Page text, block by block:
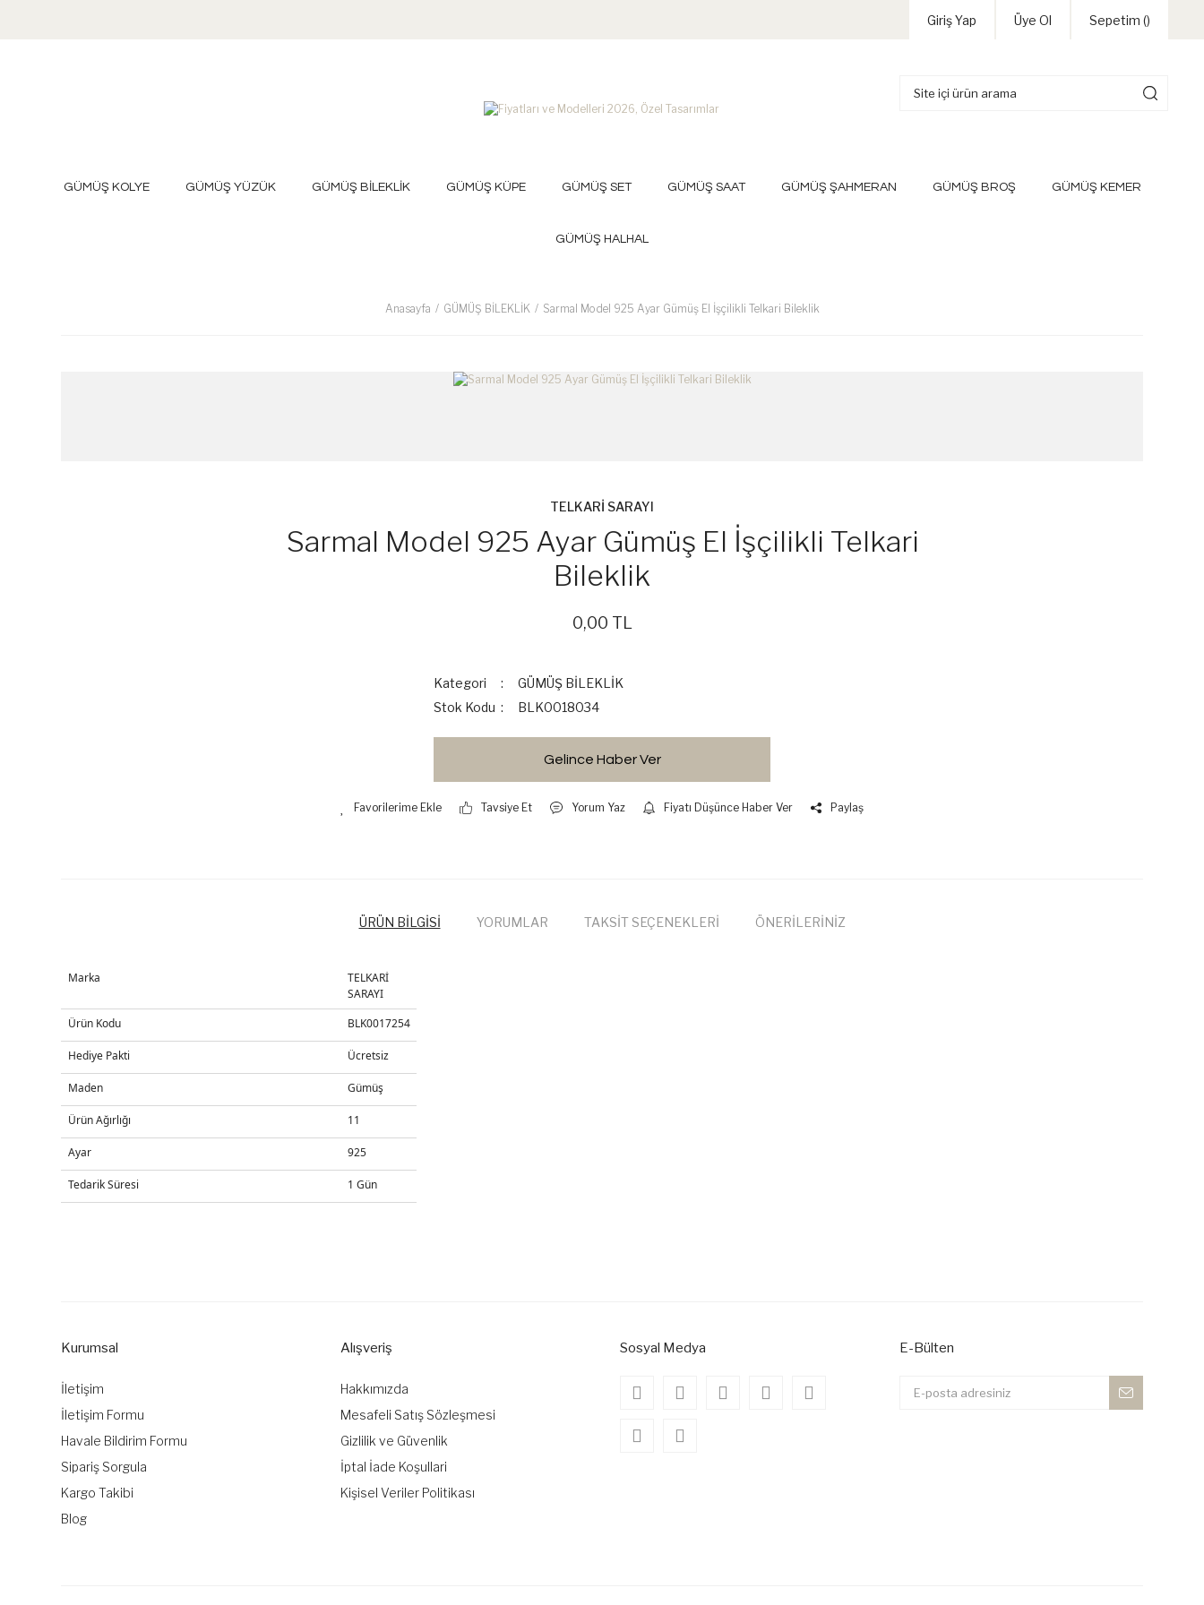
Giriş Yap Üye Ol Sepetim ()
GÜMÜŞ KOLYE GÜMÜŞ YÜZÜK GÜMÜŞ BİLEKLİK GÜMÜŞ KÜPE GÜMÜŞ SET GÜMÜŞ SAAT GÜMÜŞ ŞAHMERAN GÜMÜŞ BROŞ GÜMÜŞ KEMER
GÜMÜŞ HALHAL
Anasayfa GÜMÜŞ BİLEKLİK Sarmal Model 925 Ayar Gümüş El İşçilikli Telkari Bileklik
TELKARİ SARAYI
Sarmal Model 925 Ayar Gümüş El İşçilikli Telkari
Bileklik
0,00 TL
Kategori
GÜMÜŞ BİLEKLİK
Stok Kodu
BLK0018034
Gelince Haber Ver
Tavsiye Et Yorum Yaz Fiyatı Düşünce Haber Ver Paylaş
ÜRÜN BİLGİSİ YORUMLAR TAKSİT SEÇENEKLERİ ÖNERİLERİNİZ
Marka
TELKARİ
SARAYI
Ürün Kodu
BLK0017254
Hediye Pakti Ücretsiz
Maden Gümüş
Ürün Ağırlığı 11
Ayar 925
Tedarik Süresi 1 Gün
Ürün bilgilerinde hatalar bulunuyor.
Bu ürüne benzer farklı alternatifler olmalı.
Kurumsal
İletişim
İletişim Formu
Havale Bildirim Formu
Sipariş Sorgula
Kargo Takibi
Blog
Alışveriş
Hakkımızda
Mesafeli Satış Sözleşmesi
Gizlilik ve Güvenlik
İptal İade Koşullari
Kişisel Veriler Politikası
Sosyal Medya E-Bülten